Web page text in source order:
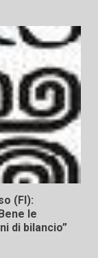
(FI):
le
di bilancio”